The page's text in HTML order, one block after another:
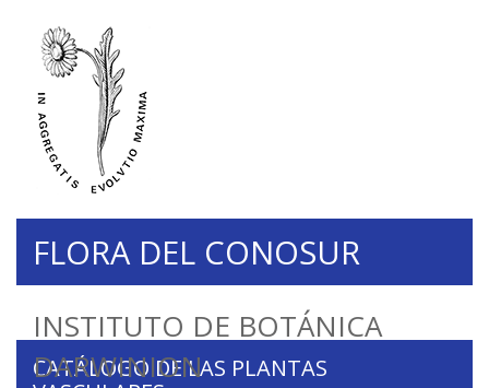
INSTITUTO DE BOTÁNICA
DARWINION
FLORA DEL CONOSUR
CATÁLOGO DE LAS PLANTAS